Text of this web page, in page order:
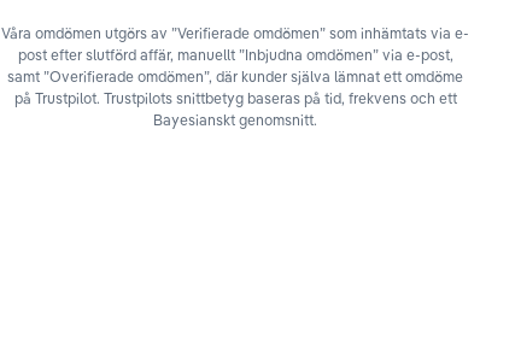
Våra omdömen utgörs av ”Verifierade omdömen” som inhämtats via e-
post efter slutförd affär, manuellt ”Inbjudna omdömen” via e-post,
samt ”Overifierade omdömen”, där kunder själva lämnat ett omdöme
på Trustpilot. Trustpilots snittbetyg baseras på tid, frekvens och ett
Bayesianskt genomsnitt.